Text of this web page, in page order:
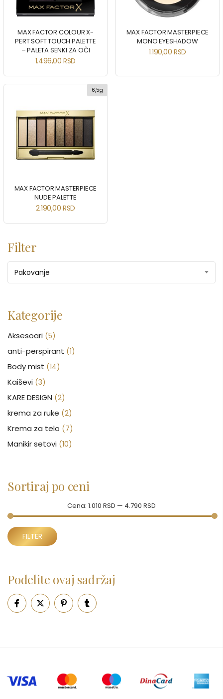
MAX FACTOR COLOUR X-
PERT SOFT TOUCH PALETTE
– PALETA SENKI ZA OČI
1.496,00RSD
MAX FACTOR MASTERPIECE
MONO EYESHADOW
1.190,00RSD
6,5g
MAX FACTOR MASTERPIECE
NUDE PALETTE
2.190,00RSD
Filter
Pakovanje
Kategorije
Aksesoari (5)
anti-perspirant (1)
Body mist (14)
Kaiševi (3)
KARE DESIGN (2)
krema za ruke (2)
Krema za telo (7)
Manikir setovi (10)
Nega lica (88)
Neseseri
Novčanici (50)
Pepe Jeans Ranac (10)
Piling za telo (3)
Putni program (47)
Šminka (187)
Uncategorized (1)
Sortiraj po ceni
FILTER
Cena: 1.010 RSD — 4.790 RSD
Podelite ovaj sadržaj